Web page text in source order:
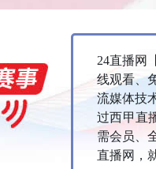
24直播网
线观看、
流媒体技
过西甲直
需会员、
直播网，